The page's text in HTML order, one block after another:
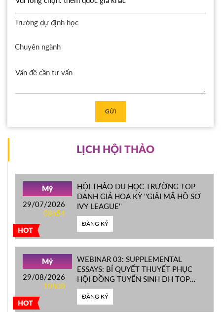
Trường dự định học
Chuyên ngành
GỬI
LỊCH HỘI THẢO
HOT
Mỹ
29/07/2026
08h54
HỘI THẢO DU HỌC TRƯỜNG TOP
DANH GIÁ HOA KỲ ''GIẢI MÃ HỒ SƠ
IVY LEAGUE''
ĐĂNG KÝ
HOT
Mỹ
29/08/2026
10h00
WEBINAR 03: SUPPLEMENTAL
ESSAYS: BÍ QUYẾT THUYẾT PHỤC
HỘI ĐỒNG TUYỂN SINH ĐH TOP
ĐẦU MỸ
ĐĂNG KÝ